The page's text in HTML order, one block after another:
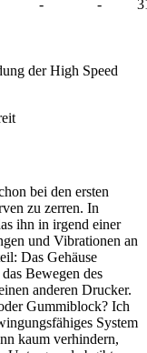
- -
der High Speed
bei den ersten
zu zerren. In
ihn in irgend einer
und Vibrationen an
Das Gehäuse
Bewegen des
anderen Drucker.
Gummiblock? Ich
System
kaum verhindern,